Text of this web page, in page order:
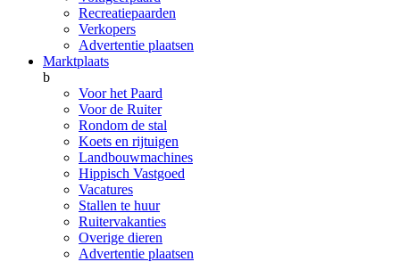
Recreatiepaarden
Verkopers
Advertentie plaatsen
Marktplaats
b
Voor het Paard
Voor de Ruiter
Rondom de stal
Koets en rijtuigen
Landbouwmachines
Hippisch Vastgoed
Vacatures
Stallen te huur
Ruitervakanties
Overige dieren
Advertentie plaatsen